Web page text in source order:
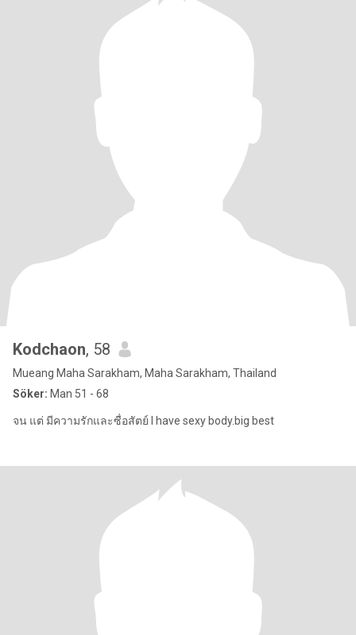
Kodchaon, 58
Mueang Maha Sarakham, Maha Sarakham, Thailand
Söker: Man 51 - 68
จน แต่ มีความรักและซื่อสัตย์ I have sexy body.big best